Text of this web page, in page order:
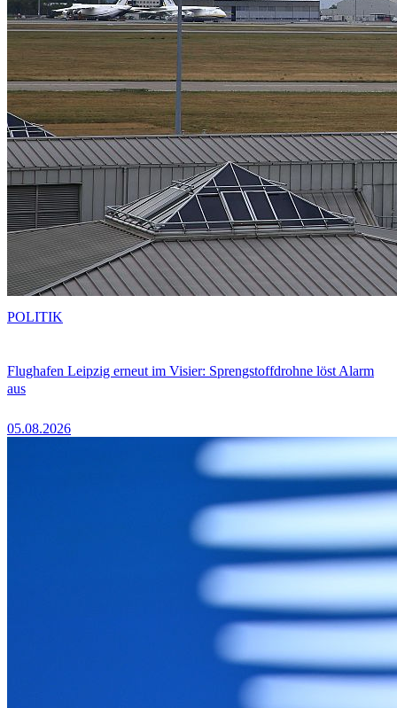
Flughafen Leipzig erneut im Visier: Sprengstoffdrohne löst Alarm
aus
05.08.2026
POLITIK